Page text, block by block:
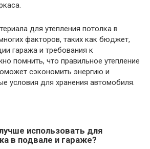
для утепления потолка в
факторов, таких как бюджет,
гаража и требования к
помнить, что правильное утепление
сэкономить энергию и
условия для хранения автомобиля.
использовать для
в подвале и гараже?